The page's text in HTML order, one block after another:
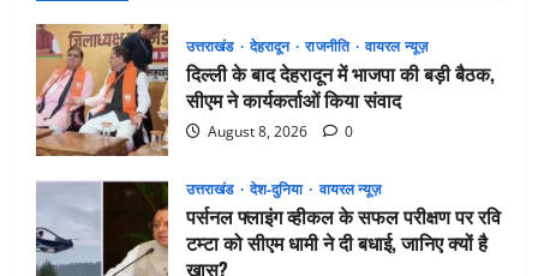
उत्तराखंड देहरादून राजनीति वायरल न्यूज़
दिल्ली के बाद देहरादून में भाजपा की बड़ी बैठक,
सीएम ने कार्यकर्ताओं किया संवाद
August 8, 2026 0
उत्तराखंड देश-दुनिया वायरल न्यूज़
पर्सनल फ्लाइंग व्हीकल के सफल परीक्षण पर रवि
टम्टा को सीएम धामी ने दी बधाई, जानिए क्यों है
खास?